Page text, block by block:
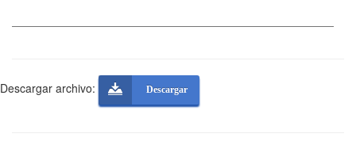
Descargar archivo: Descargar